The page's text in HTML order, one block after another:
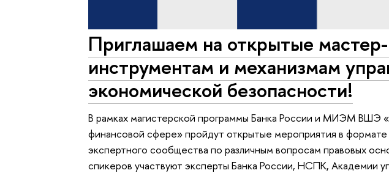
Приглашаем на открытые
инструментам и механизмам
экономической безопасности!
В рамках магистерской программы Банка России и МИЭМ ВШЭ
финансовой сфере» пройдут открытые мероприятия в
экспертного сообщества по различным вопросам правовых
спикеров участвуют эксперты Банка России, НСПК,